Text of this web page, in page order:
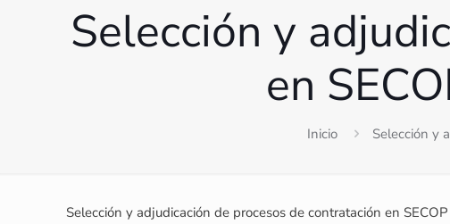
Selección y
en
Inicio Selección y
Selección y adjudicación de procesos de contratación en